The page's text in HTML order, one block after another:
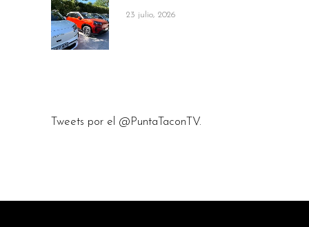
23 julio, 2026
Tweets por el @PuntaTaconTV.